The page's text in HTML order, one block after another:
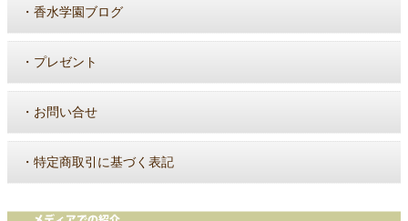
・ 香水学園ブログ
・ プレゼント
・ お問い合せ
・ 特定商取引に基づく表記